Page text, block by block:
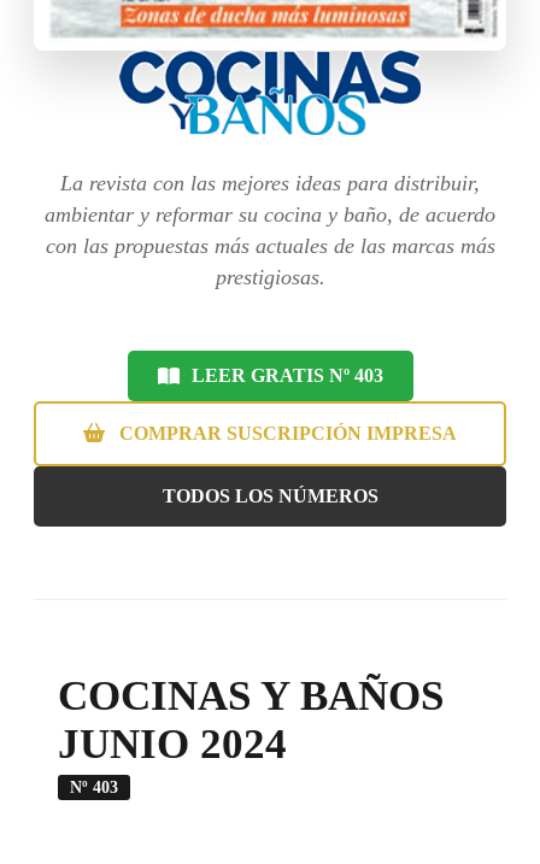
La revista con las mejores ideas para distribuir,
ambientar y reformar su cocina y baño, de acuerdo
con las propuestas más actuales de las marcas más
prestigiosas.
LEER GRATIS Nº 403
COMPRAR SUSCRIPCIÓN IMPRESA
TODOS LOS NÚMEROS
COCINAS Y BAÑOS
JUNIO 2024
Nº 403